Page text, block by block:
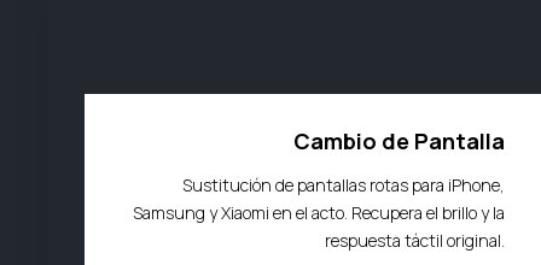
Cambio de Pantalla
Sustitución de pantallas rotas para iPhone,
Samsung y Xiaomi en el acto. Recupera el brillo y la
respuesta táctil original.